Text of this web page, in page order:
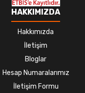
HAKKIMIZDA
Hakkımızda
İletişim
Bloglar
Hesap Numaralarımız
İletişim Formu